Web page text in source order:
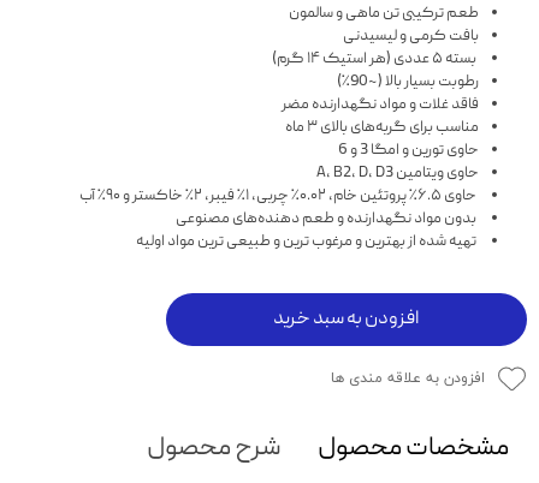
طعم ترکیبی تن ماهی و سالمون
بافت کرمی و لیسیدنی
بسته ۵ عددی (هر استیک ۱۴ گرم)
رطوبت بسیار بالا (~90٪)
فاقد غلات و مواد نگهدارنده مضر
مناسب برای گربه‌های بالای ۳ ماه
حاوی تورین و امگا 3 و 6
حاوی ویتامین A، B2، D، D3
حاوی ۶.۵٪ پروتئین خام، ۰.۰۲٪ چربی، ۱٪ فیبر، ۲٪ خاکستر و ۹۰٪ آب
بدون مواد نگهدارنده و طعم دهنده‌های مصنوعی
تهیه شده از بهترین و مرغوب ترین و طبیعی ترین مواد اولیه
افزودن به سبد خرید
افزودن به علاقه مندی ها
مشخصات محصول
شرح محصول